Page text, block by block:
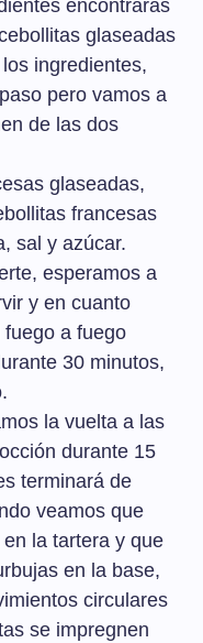
encontrarás
glaseadas
ingredientes,
pero vamos a
de las dos
glaseadas,
francesas
sal y azúcar.
esperamos a
y en cuanto
a fuego
30 minutos,
la vuelta a las
durante 15
terminará de
veamos que
la tartera y que
en la base,
circulares
se impregnen